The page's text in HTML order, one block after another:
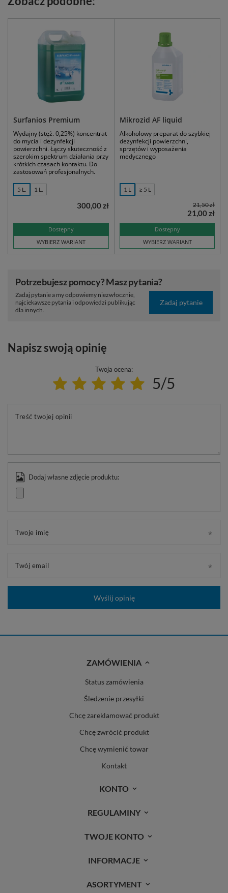
Surfanios Premium
Wydajny (stęż. 0,25%) koncentrat
do mycia i dezynfekcji
powierzchni. Łączy skuteczność z
szerokim spektrum działania przy
krótkich czasach kontaktu. Do
zastosowań profesjonalnych.
5 L. 1 L.
Dostępny
WYBIERZ WARIANT
300,00 zł
Mikrozid AF liquid
Alkoholowy preparat do szybkiej
dezynfekcji powierzchni,
sprzętów i wyposażenia
medycznego
1 L ≥ 5 L
Dostępny
WYBIERZ WARIANT
21,50 zł
21,00 zł
Potrzebujesz pomocy? Masz pytania?
Zadaj pytanie a my odpowiemy niezwłocznie,
najciekawsze pytania i odpowiedzi publikując
dla innych.
Zadaj pytanie
Napisz swoją opinię
Twoja ocena:
5/5
Treść twojej opinii
Dodaj własne zdjęcie produktu:
Twoje imię
Twój email
Wyślij opinię
ZAMÓWIENIA
Status zamówienia
Śledzenie przesyłki
Chcę zareklamować produkt
Chcę zwrócić produkt
Chcę wymienić towar
Kontakt
KONTO
REGULAMINY
TWOJE KONTO
INFORMACJE
ASORTYMENT